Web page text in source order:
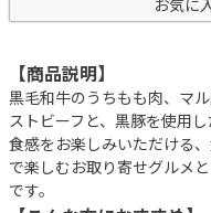
【商品説明】
黒毛和牛のうちもも肉、マ
ストビーフと、黒豚を使用
食感をお楽しみいただける
で楽しむお取り寄せグルメ
です。